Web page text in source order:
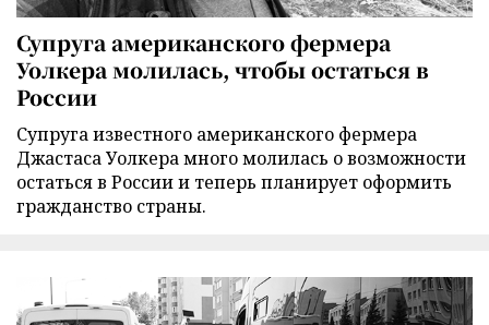
Супруга американского фермера
Уолкера молилась, чтобы остаться в
России
Супруга известного американского фермера
Джастаса Уолкера много молилась о возможности
остаться в России и теперь планирует оформить
гражданство страны.